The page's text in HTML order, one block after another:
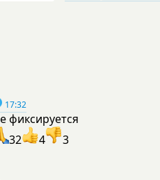
17:32
фиксируется
32
4 3